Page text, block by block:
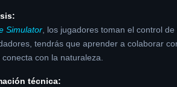
Simulator, los jugadores toman el control
tendrás que aprender a colaborar
conecta con la naturaleza.
técnica: